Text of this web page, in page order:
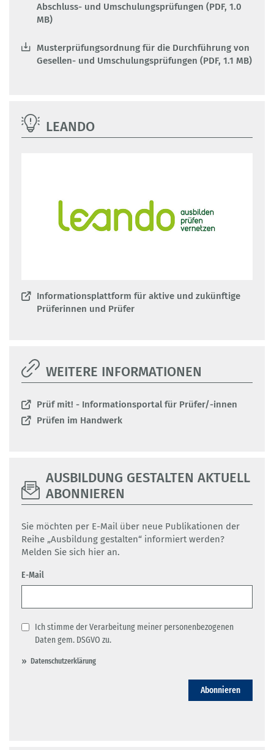
Abschluss- und Umschulungsprüfungen (PDF, 1.0
MB)
Musterprüfungsordnung für die Durchführung von
Gesellen- und Umschulungsprüfungen (PDF, 1.1 MB)
LEANDO
Informationsplattform für aktive und zukünftige
Prüferinnen und Prüfer
WEITERE INFORMATIONEN
Prüf mit! - Informationsportal für Prüfer/-innen
Prüfen im Handwerk
AUSBILDUNG GESTALTEN AKTUELL
ABONNIEREN
Sie möchten per E-Mail über neue Publikationen der
Reihe „Ausbildung gestalten“ informiert werden?
Melden Sie sich hier an.
E-Mail
Ich stimme der Verarbeitung meiner personenbezogenen
Daten gem. DSGVO zu.
Datenschutzerklärung
Abonnieren